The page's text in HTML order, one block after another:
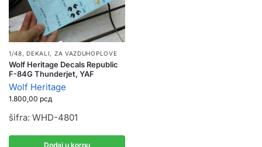
1/48,DEKALI, ZA VAZDUHOPLOVE
Wolf Heritage Decals Republic
F-84G Thunderjet, YAF
Wolf Heritage
1.800,00 рсд
šifra: WHD-4801
Dodaj u korpu